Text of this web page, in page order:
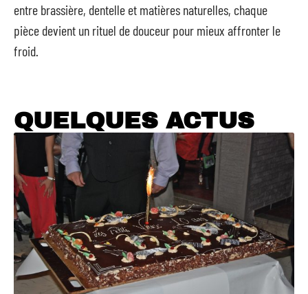
entre brassière, dentelle et matières naturelles, chaque
pièce devient un rituel de douceur pour mieux affronter le
froid.
QUELQUES ACTUS